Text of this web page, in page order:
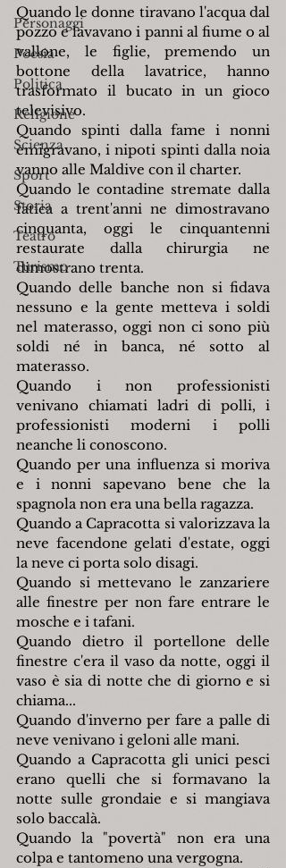
Personaggi
Poesia
Politica
Religione
Scienza
Sport
Storia
Teatro
Turismo
Quando le donne tiravano l'acqua dal
pozzo e lavavano i panni al fiume o al
vallone, le figlie, premendo un
bottone della lavatrice, hanno
trasformato il bucato in un gioco
televisivo.
Quando spinti dalla fame i nonni
emigravano, i nipoti spinti dalla noia
vanno alle Maldive con il charter.
Quando le contadine stremate dalla
fatica a trent'anni ne dimostravano
cinquanta, oggi le cinquantenni
restaurate dalla chirurgia ne
dimostrano trenta.
Quando delle banche non si fidava
nessuno e la gente metteva i soldi
nel materasso, oggi non ci sono più
soldi né in banca, né sotto al
materasso.
Quando i non professionisti
venivano chiamati ladri di polli, i
professionisti moderni i polli
neanche li conoscono.
Quando per una influenza si moriva
e i nonni sapevano bene che la
spagnola non era una bella ragazza.
Quando a Capracotta si valorizzava la
neve facendone gelati d'estate, oggi
la neve ci porta solo disagi.
Quando si mettevano le zanzariere
alle finestre per non fare entrare le
mosche e i tafani.
Quando dietro il portellone delle
finestre c'era il vaso da notte, oggi il
vaso è sia di notte che di giorno e si
chiama...
Quando d'inverno per fare a palle di
neve venivano i geloni alle mani.
Quando a Capracotta gli unici pesci
erano quelli che si formavano la
notte sulle grondaie e si mangiava
solo baccalà.
Quando la "povertà" non era una
colpa e tantomeno una vergogna.